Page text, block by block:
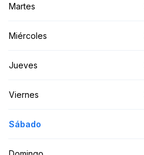
Martes
Miércoles
Jueves
Viernes
Sábado